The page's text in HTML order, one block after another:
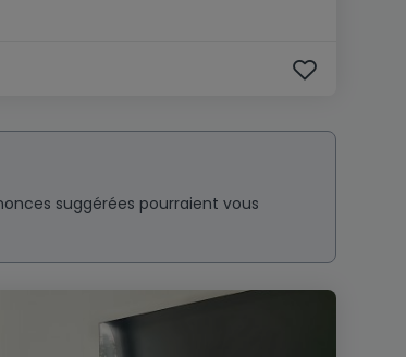
suggérées pourraient vous